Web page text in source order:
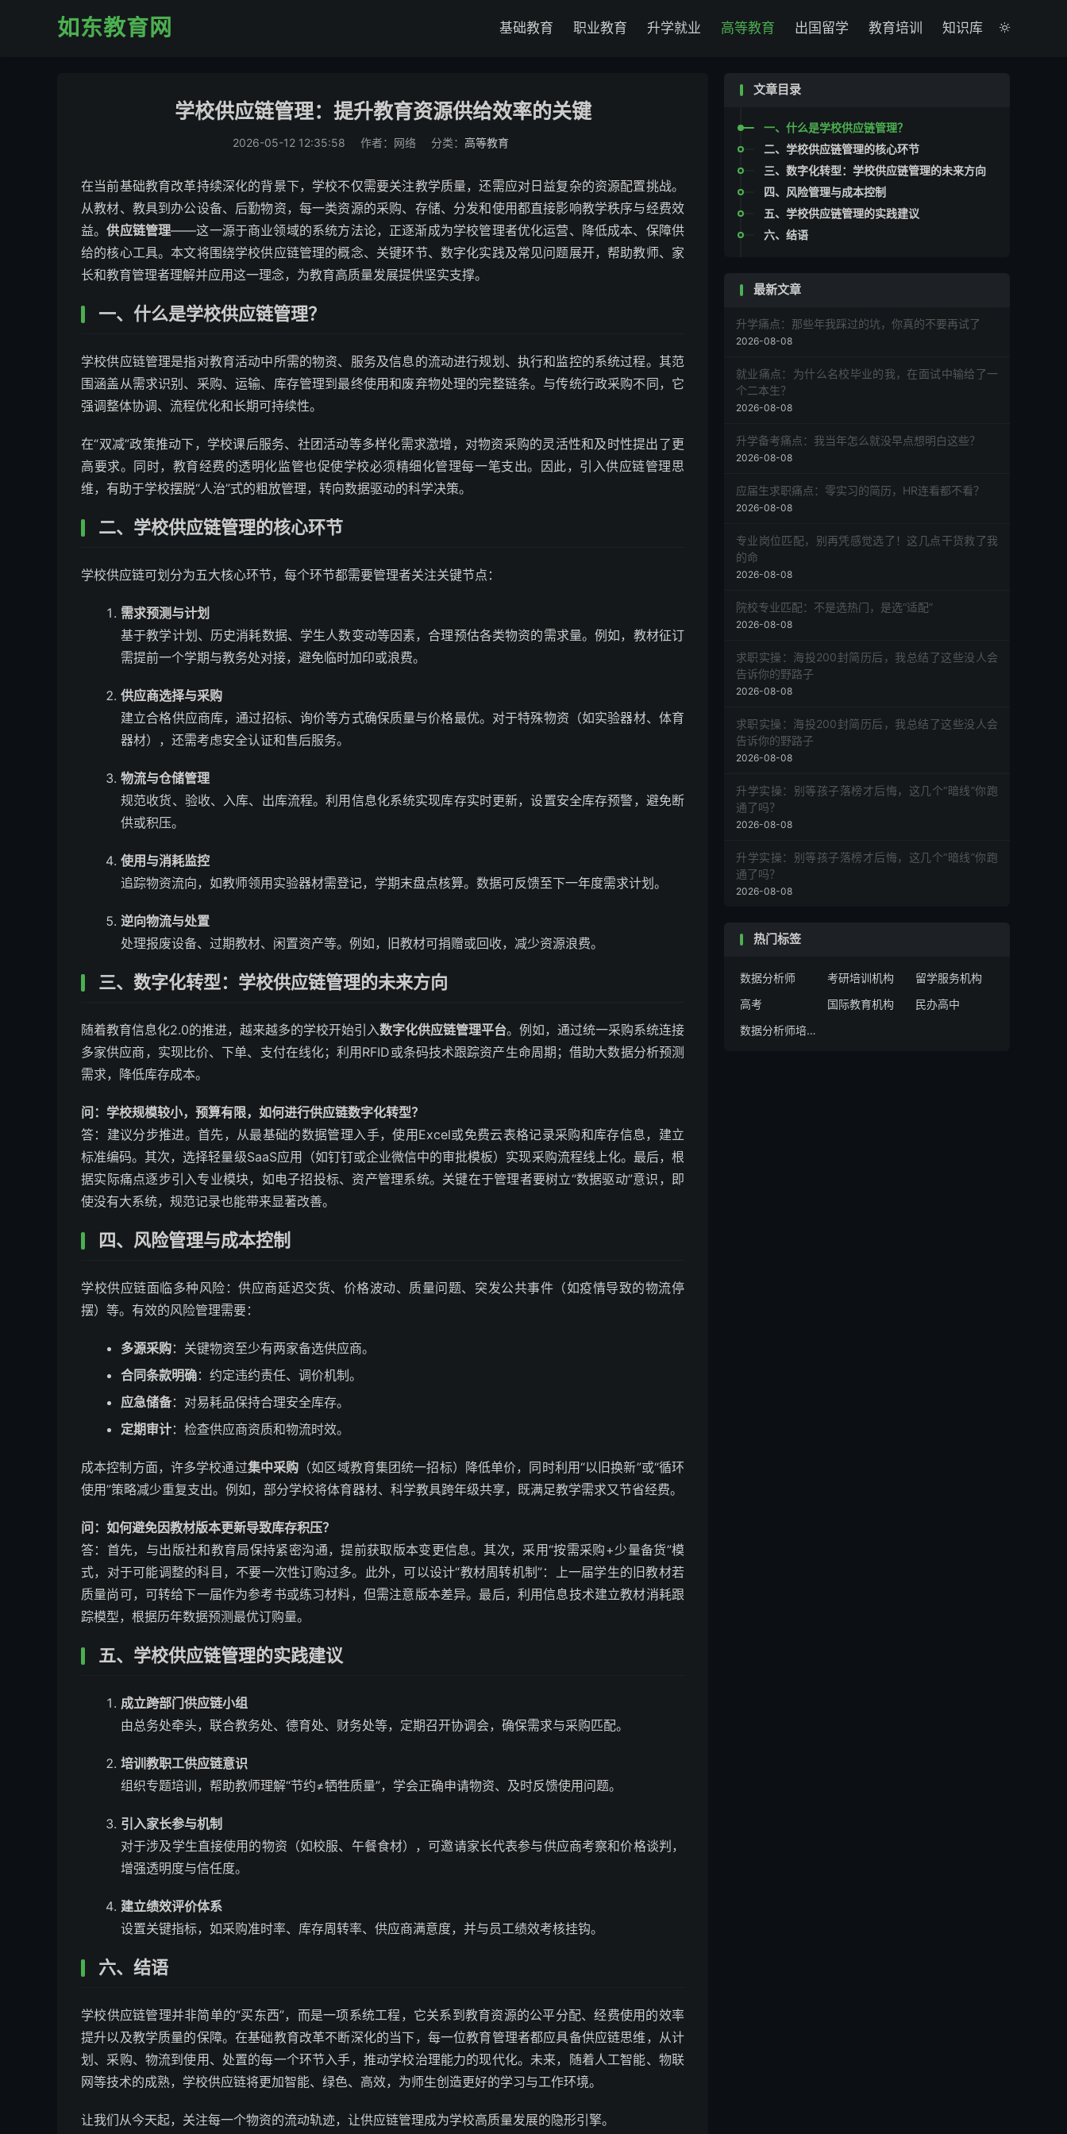
如东教育网 
基础教育 职业教育 升学就业 高等教育 出国留学 教育培训 知识库
学校供应链管理：提升教育资源供给效率的关键
2026-05-12 12:35:58 作者：网络 分类： 高等教育
在当前基础教育改革持续深化的背景下，学校不仅需要关注教学质量，还需应对日益复杂的资源配置挑战。
从教材、教具到办公设备、后勤物资，每一类资源的采购、存储、分发和使用都直接影响教学秩序与经费效
益。供应链管理——这一源于商业领域的系统方法论，正逐渐成为学校管理者优化运营、降低成本、保障供
给的核心工具。本文将围绕学校供应链管理的概念、关键环节、数字化实践及常见问题展开，帮助教师、家
长和教育管理者理解并应用这一理念，为教育高质量发展提供坚实支撑。
一、什么是学校供应链管理？
学校供应链管理是指对教育活动中所需的物资、服务及信息的流动进行规划、执行和监控的系统过程。其范
围涵盖从需求识别、采购、运输、库存管理到最终使用和废弃物处理的完整链条。与传统行政采购不同，它
强调整体协调、流程优化和长期可持续性。
在“双减”政策推动下，学校课后服务、社团活动等多样化需求激增，对物资采购的灵活性和及时性提出了更
高要求。同时，教育经费的透明化监管也促使学校必须精细化管理每一笔支出。因此，引入供应链管理思
维，有助于学校摆脱“人治”式的粗放管理，转向数据驱动的科学决策。
二、学校供应链管理的核心环节
学校供应链可划分为五大核心环节，每个环节都需要管理者关注关键节点：
需求预测与计划
基于教学计划、历史消耗数据、学生人数变动等因素，合理预估各类物资的需求量。例如，教材征订
需提前一个学期与教务处对接，避免临时加印或浪费。
供应商选择与采购
建立合格供应商库，通过招标、询价等方式确保质量与价格最优。对于特殊物资（如实验器材、体育
器材），还需考虑安全认证和售后服务。
物流与仓储管理
规范收货、验收、入库、出库流程。利用信息化系统实现库存实时更新，设置安全库存预警，避免断
供或积压。
使用与消耗监控
追踪物资流向，如教师领用实验器材需登记，学期末盘点核算。数据可反馈至下一年度需求计划。
逆向物流与处置
处理报废设备、过期教材、闲置资产等。例如，旧教材可捐赠或回收，减少资源浪费。
三、数字化转型：学校供应链管理的未来方向
随着教育信息化2.0的推进，越来越多的学校开始引入数字化供应链管理平台。例如，通过统一采购系统连接
多家供应商，实现比价、下单、支付在线化；利用RFID或条码技术跟踪资产生命周期；借助大数据分析预测
需求，降低库存成本。
问：学校规模较小，预算有限，如何进行供应链数字化转型？
答：建议分步推进。首先，从最基础的数据管理入手，使用Excel或免费云表格记录采购和库存信息，建立
标准编码。其次，选择轻量级SaaS应用（如钉钉或企业微信中的审批模板）实现采购流程线上化。最后，根
据实际痛点逐步引入专业模块，如电子招投标、资产管理系统。关键在于管理者要树立“数据驱动”意识，即
使没有大系统，规范记录也能带来显著改善。
四、风险管理与成本控制
学校供应链面临多种风险：供应商延迟交货、价格波动、质量问题、突发公共事件（如疫情导致的物流停
摆）等。有效的风险管理需要：
多源采购：关键物资至少有两家备选供应商。
合同条款明确：约定违约责任、调价机制。
应急储备：对易耗品保持合理安全库存。
定期审计：检查供应商资质和物流时效。
成本控制方面，许多学校通过集中采购 （如区域教育集团统一招标）降低单价，同时利用“以旧换新”或“循环
使用”策略减少重复支出。例如，部分学校将体育器材、科学教具跨年级共享，既满足教学需求又节省经费。
问：如何避免因教材版本更新导致库存积压？
答：首先，与出版社和教育局保持紧密沟通，提前获取版本变更信息。其次，采用“按需采购+少量备货”模
式，对于可能调整的科目，不要一次性订购过多。此外，可以设计“教材周转机制”：上一届学生的旧教材若
质量尚可，可转给下一届作为参考书或练习材料，但需注意版本差异。最后，利用信息技术建立教材消耗跟
踪模型，根据历年数据预测最优订购量。
五、学校供应链管理的实践建议
成立跨部门供应链小组
由总务处牵头，联合教务处、德育处、财务处等，定期召开协调会，确保需求与采购匹配。
培训教职工供应链意识
组织专题培训，帮助教师理解“节约≠牺牲质量”，学会正确申请物资、及时反馈使用问题。
引入家长参与机制
对于涉及学生直接使用的物资（如校服、午餐食材），可邀请家长代表参与供应商考察和价格谈判，
增强透明度与信任度。
建立绩效评价体系
设置关键指标，如采购准时率、库存周转率、供应商满意度，并与员工绩效考核挂钩。
六、结语
学校供应链管理并非简单的“买东西”，而是一项系统工程，它关系到教育资源的公平分配、经费使用的效率
提升以及教学质量的保障。在基础教育改革不断深化的当下，每一位教育管理者都应具备供应链思维，从计
划、采购、物流到使用、处置的每一个环节入手，推动学校治理能力的现代化。未来，随着人工智能、物联
网等技术的成熟，学校供应链将更加智能、绿色、高效，为师生创造更好的学习与工作环境。
让我们从今天起，关注每一个物资的流动轨迹，让供应链管理成为学校高质量发展的隐形引擎。
文章目录
一、什么是学校供应链管理？
二、学校供应链管理的核心环节
三、数字化转型：学校供应链管理的未来方向
四、风险管理与成本控制
五、学校供应链管理的实践建议
六、结语
最新文章
升学痛点：那些年我踩过的坑，你真的不要再试了
2026-08-08
就业痛点：为什么名校毕业的我，在面试中输给了一
个二本生？
2026-08-08
升学备考痛点：我当年怎么就没早点想明白这些？
2026-08-08
应届生求职痛点：零实习的简历，HR连看都不看？
2026-08-08
专业岗位匹配，别再凭感觉选了！这几点干货救了我
的命
2026-08-08
院校专业匹配：不是选热门，是选“适配”
2026-08-08
求职实操：海投200封简历后，我总结了这些没人会
告诉你的野路子
2026-08-08
求职实操：海投200封简历后，我总结了这些没人会
告诉你的野路子
2026-08-08
升学实操：别等孩子落榜才后悔，这几个“暗线”你跑
通了吗？
2026-08-08
升学实操：别等孩子落榜才后悔，这几个“暗线”你跑
通了吗？
2026-08-08
热门标签
数据分析师 考研培训机构
留学服务机构
高考
国际教育机构
民办高中
数据分析师培训机构